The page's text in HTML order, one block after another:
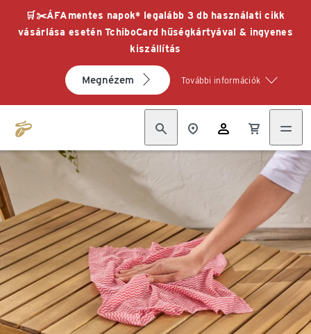
🛒✂️ÁFAmentes napok* legalább 3 db használati cikk
vásárlása esetén TchiboCard hűségkártyával & ingyenes
kiszállítás
Megnézem További információk